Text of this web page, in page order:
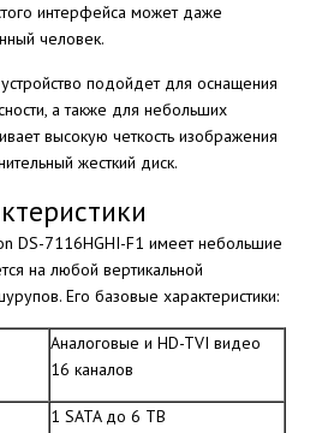
интерфейса может даже
человек.
подойдет для оснащения
а также для небольших
высокую четкость изображения
жесткий диск.
DS-7116HGHI-F1 имеет небольшие
на любой вертикальной
Его базовые характеристики:
Аналоговые и HD-TVI видео
16 каналов
1 SATA до 6 TB